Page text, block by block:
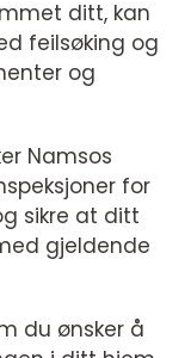
ditt, kan
feilsøking og
og
Namsos
for
sikre at ditt
gjeldende
du ønsker å